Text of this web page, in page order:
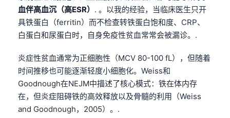
血伴高血沉（高ESR） . 。以我的经验，当临床医生只开
具铁蛋白（ferritin）而不检查转铁蛋白饱和度、CRP、
白蛋白和尿蛋白时，自身免疫性贫血常常会被漏诊。.
炎症性贫血通常为正细胞性（MCV 80-100 fL），但随着
时间推移也可能逐渐轻度小细胞化。Weiss和
Goodnough在NEJM中描述了核心模式：铁在体内存
在，但炎症阻碍铁的高效释放以及骨髓的利用（Weiss
and Goodnough，2005）。.